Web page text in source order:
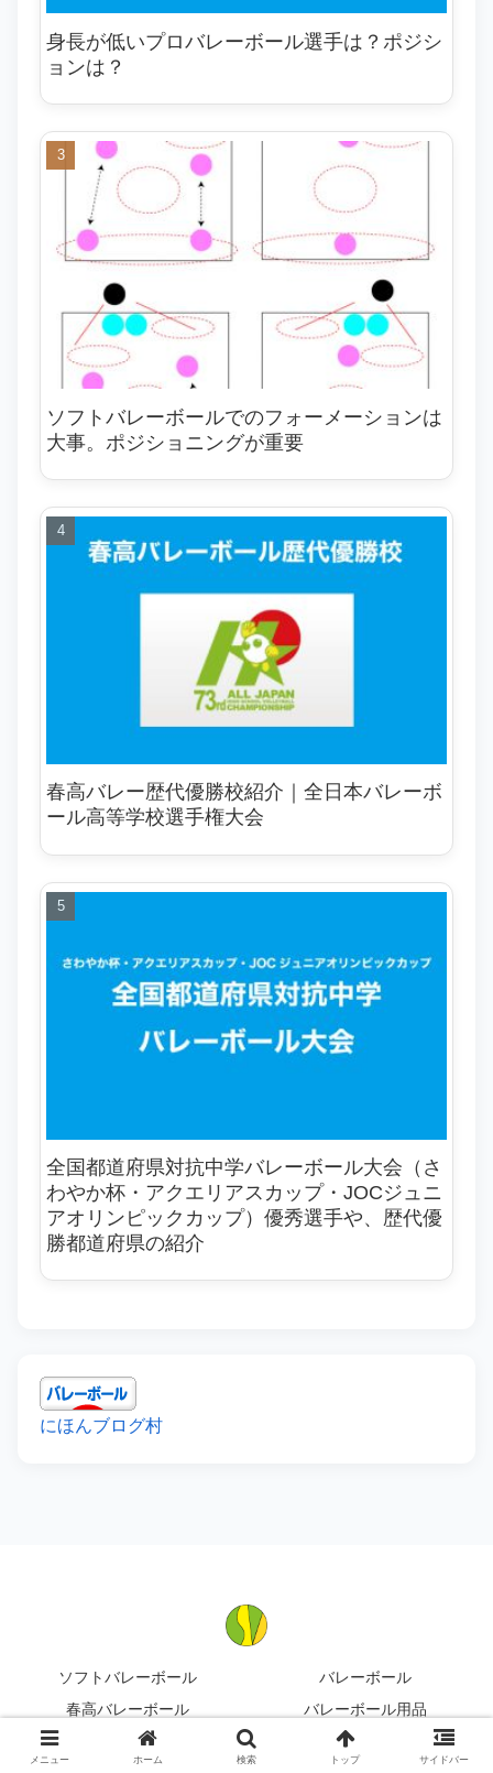
身長が低いプロバレーボール選手は？ポジシ
ョンは？
ソフトバレーボールでのフォーメーションは
大事。ポジショニングが重要
春高バレー歴代優勝校紹介｜全日本バレーボ
ール高等学校選手権大会
全国都道府県対抗中学バレーボール大会（さ
わやか杯・アクエリアスカップ・JOCジュニ
アオリンピックカップ）優秀選手や、歴代優
勝都道府県の紹介
にほんブログ村
ソフトバレーボール
バレーボール
春高バレーボール
バレーボール用品
ご掲載フォーム
プロフィール
メニュー ホーム 検索 トップ サイドバー